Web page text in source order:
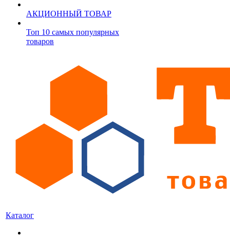
АКЦИОННЫЙ ТОВАР
Топ 10 самых популярных
товаров
Каталог